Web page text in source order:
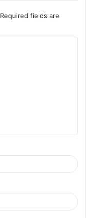
Required fields are